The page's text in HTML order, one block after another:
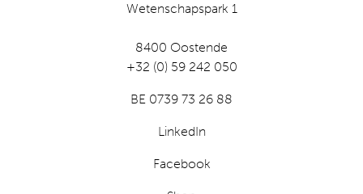
Wetenschapspark 1
8400 Oostende
+32 (0) 59 242 050
BE 0739 73 26 88
LinkedIn
Facebook